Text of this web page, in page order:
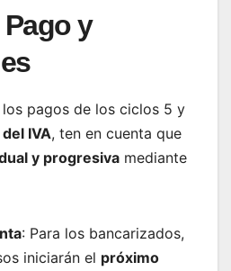
y
pagos de los ciclos 5 y
IVA, ten en cuenta que
y progresiva mediante
: Para los bancarizados,
iniciarán el próximo